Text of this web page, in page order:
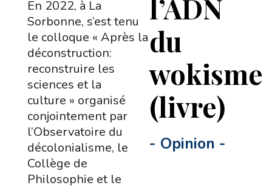
l’ADN
du
wokisme
(livre)
- Opinion -
En 2022, à La
Sorbonne, s’est tenu
le colloque « Après la
déconstruction:
reconstruire les
sciences et la
culture » organisé
conjointement par
l’Observatoire du
décolonialisme, le
Collège de
Philosophie et le